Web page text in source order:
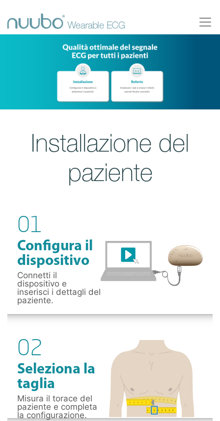
Installazione del
paziente
01
Configura il
dispositivo
Connetti il
dispositivo e
inserisci i dettagli del
paziente.
02
Seleziona la
taglia
Misura il torace del
paziente e completa
la configurazione.